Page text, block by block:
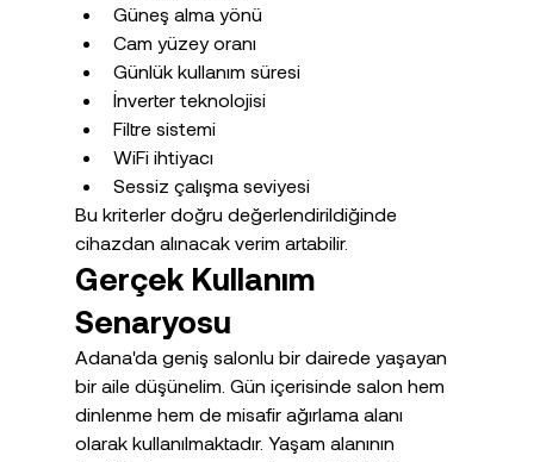
Güneş alma yönü
Cam yüzey oranı
Günlük kullanım süresi
İnverter teknolojisi
Filtre sistemi
WiFi ihtiyacı
Sessiz çalışma seviyesi
Bu kriterler doğru değerlendirildiğinde
cihazdan alınacak verim artabilir.
Gerçek Kullanım
Senaryosu
Adana'da geniş salonlu bir dairede yaşayan
bir aile düşünelim. Gün içerisinde salon hem
dinlenme hem de misafir ağırlama alanı
olarak kullanılmaktadır. Yaşam alanının